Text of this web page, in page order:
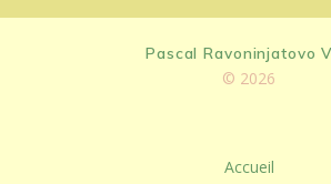
Pascal Ravoninjatovo
© 2026
Accueil